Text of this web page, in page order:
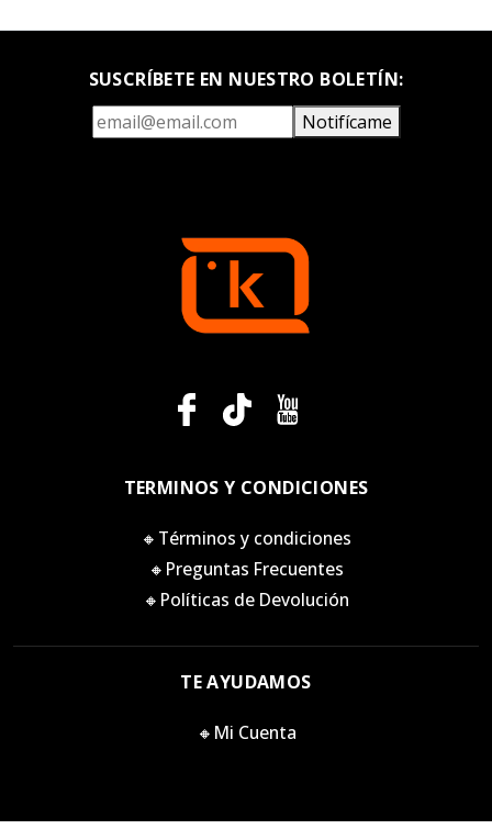
SUSCRÍBETE EN NUESTRO BOLETÍN:
Notifícame
TERMINOS Y CONDICIONES
🔸Términos y condiciones
🔸Preguntas Frecuentes
🔸Políticas de Devolución
TE AYUDAMOS
🔸Mi Cuenta